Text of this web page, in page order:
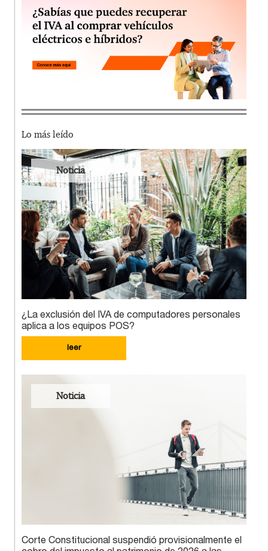
Lo más leído
Noticia
¿La exclusión del IVA de computadores personales
aplica a los equipos POS?
leer
Noticia
Corte Constitucional suspendió provisionalmente el